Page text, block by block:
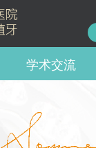
学术交流